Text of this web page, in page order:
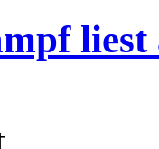
liest